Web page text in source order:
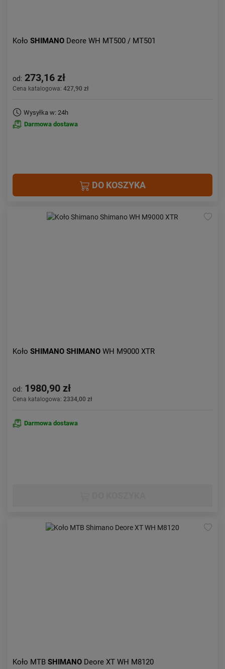
Koło SHIMANO Deore WH MT500 / MT501
od: 273,16 zł
Cena katalogowa: 427,90 zł
Wysyłka w: 24h
Darmowa dostawa
DO KOSZYKA
Koło SHIMANO SHIMANO WH M9000 XTR
od: 1980,90 zł
Cena katalogowa: 2334,00 zł
Darmowa dostawa
Koło MTB SHIMANO Deore XT WH M8120